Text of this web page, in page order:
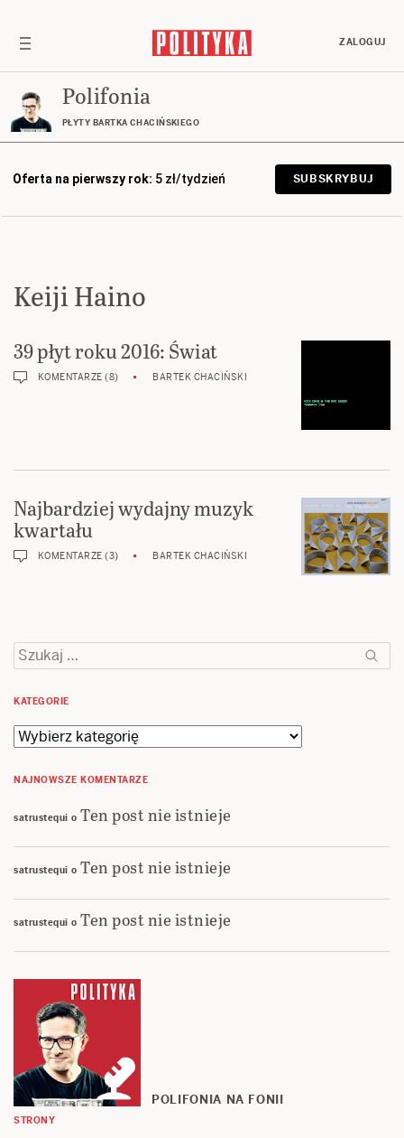
ZALOGUJ
Polifonia
PŁYTY BARTKA CHACIŃSKIEGO
Oferta na pierwszy rok: 5 zł/tydzień SUBSKRYBUJ
Keiji Haino
39 płyt roku 2016: Świat
KOMENTARZE (8) BARTEK CHACIŃSKI
Najbardziej wydajny muzyk
kwartału
KOMENTARZE (3) BARTEK CHACIŃSKI
Szukaj:
KATEGORIE
Kategorie
NAJNOWSZE KOMENTARZE
satrustequi o Ten post nie istnieje
satrustequi o Ten post nie istnieje
satrustequi o Ten post nie istnieje
POLIFONIA NA FONII
STRONY